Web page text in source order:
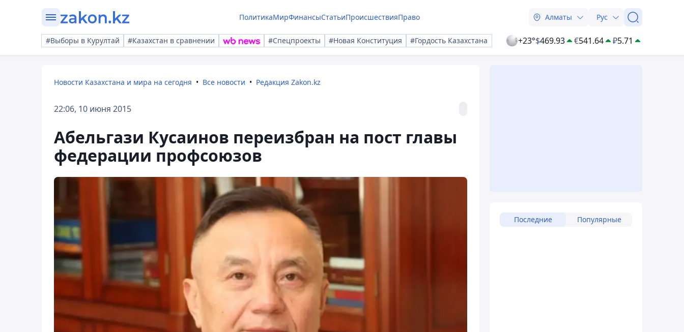
ПолитикаМирФинансыСтатьиПроисшествияПраво Алматы Рус
#Выборы в Курултай #Казахстан в сравнении #Спецпроекты #Новая Конституция #Гордость Казахстана +23°$469.93 €541.64 ₽5.71
Новости Казахстана и мира на сегодня Все новости Редакция Zakon.kz
22:06, 10 июня 2015
Абельгази Кусаинов переизбран на пост главы
федерации профсоюзов
Последние Популярные